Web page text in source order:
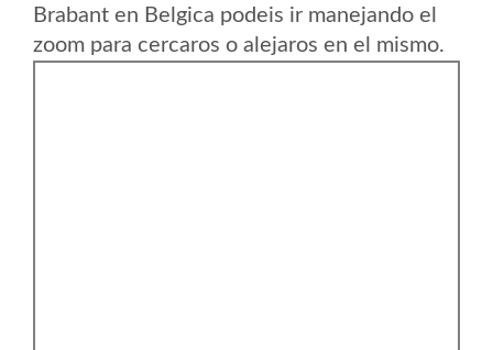
Brabant en Belgica podeis ir manejando el
zoom para cercaros o alejaros en el mismo.